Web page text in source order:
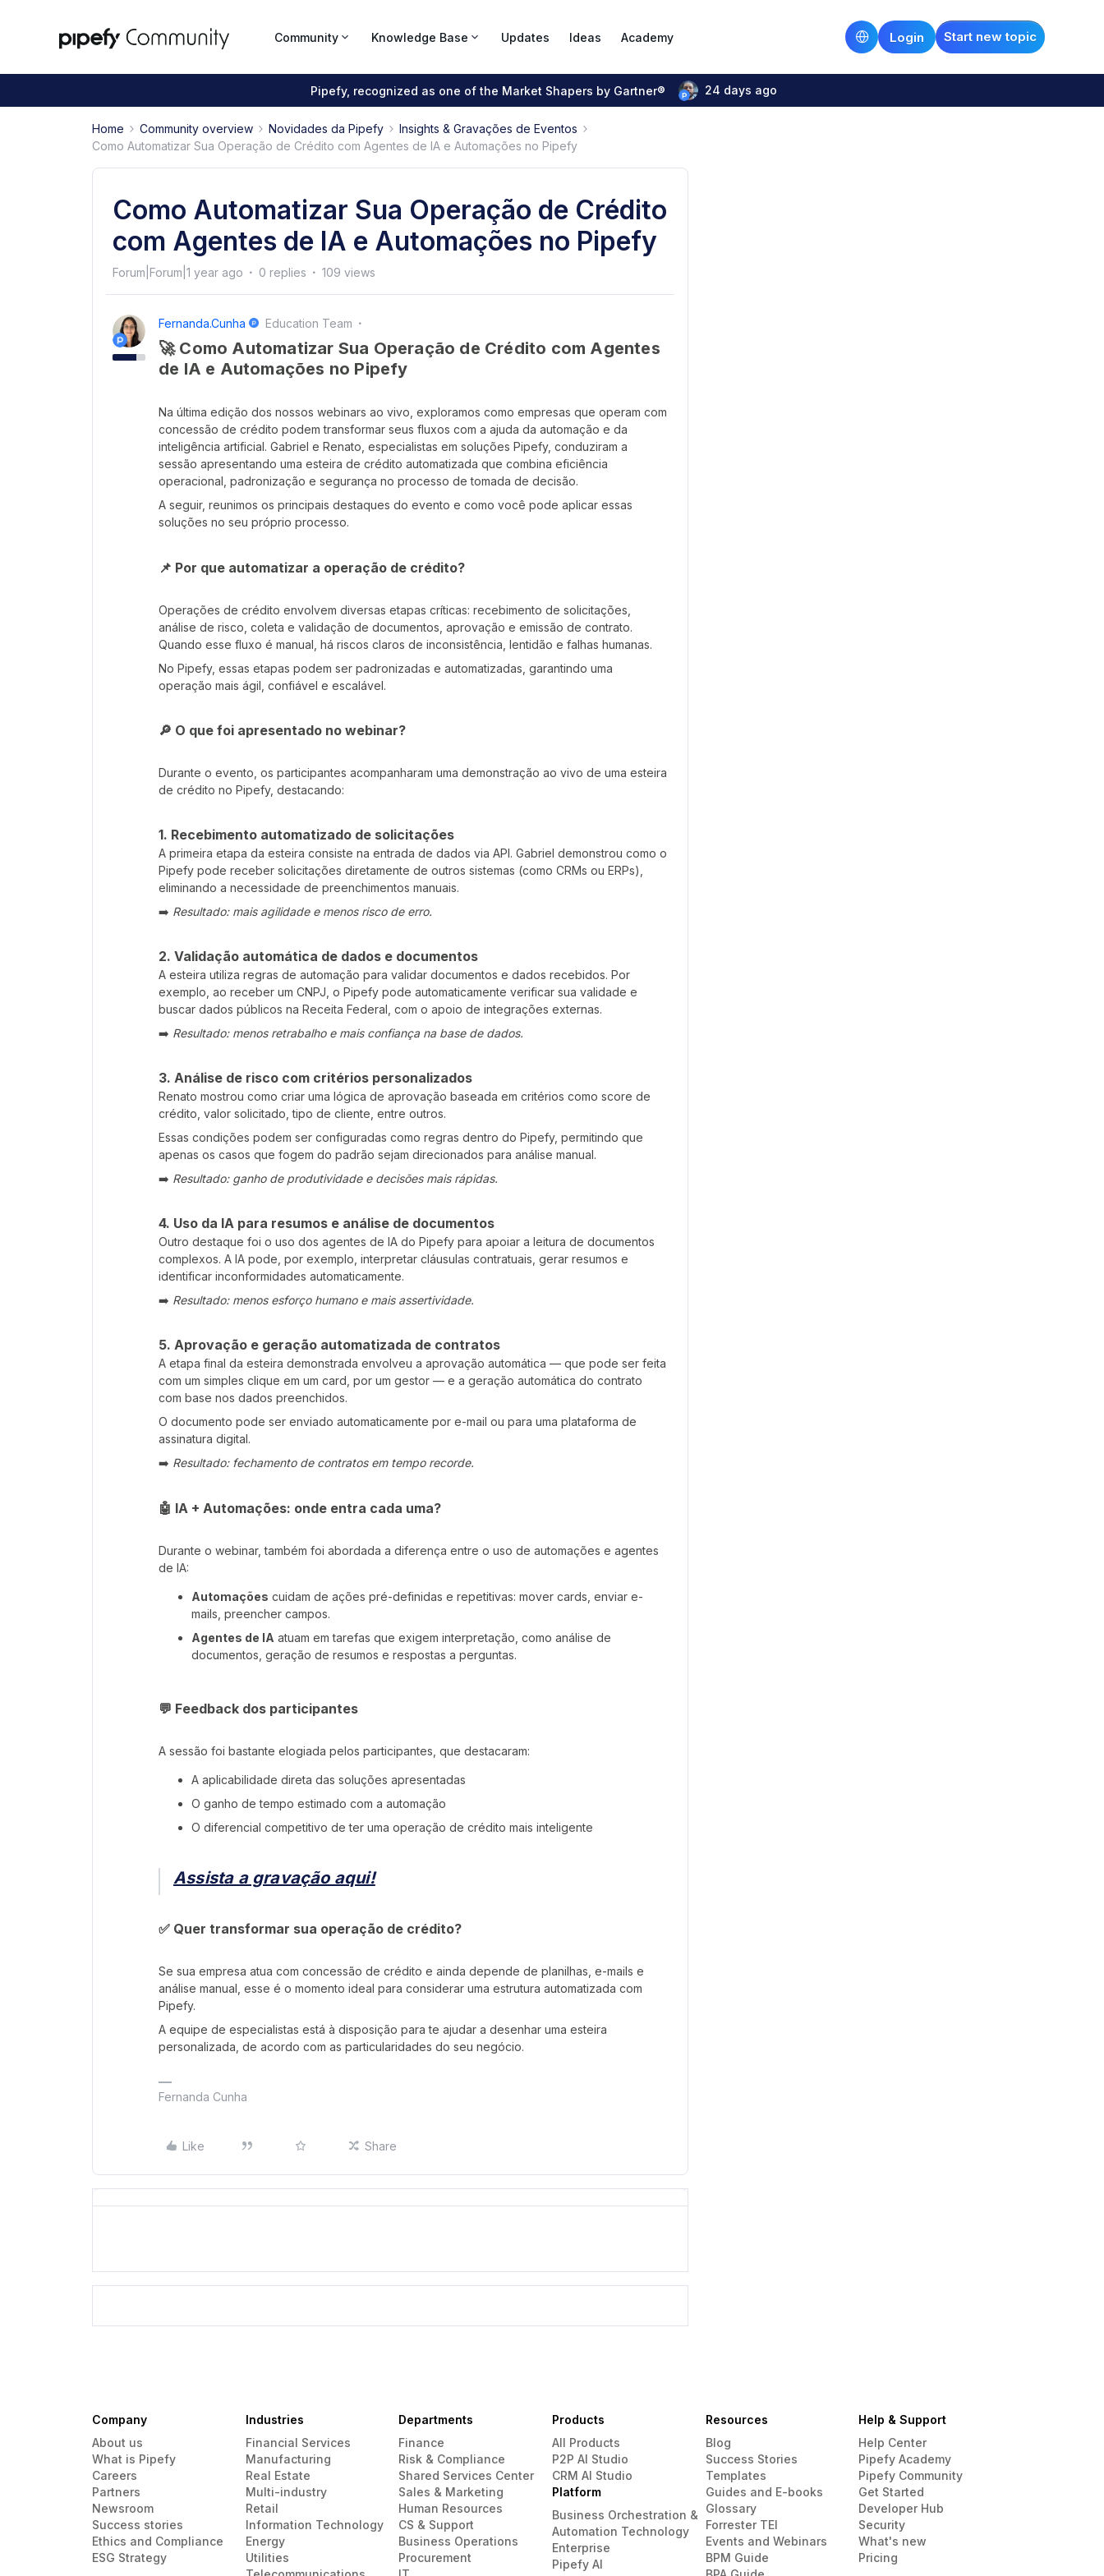
Community Knowledge Base Updates Ideas Academy Start new topic
Login
Pipefy, recognized as one of the Market Shapers by Gartner® 24 days ago
Home Community overview Novidades da Pipefy
Insights & Gravações de Eventos
Como Automatizar Sua Operação de Crédito com Agentes de IA e Automações no Pipefy
Como Automatizar Sua Operação de Crédito
com Agentes de IA e Automações no Pipefy
Forum|Forum|1 year ago 0 replies 109 views
Fernanda.cunha Education Team
🚀 Como Automatizar Sua Operação de Crédito com Agentes
de IA e Automações no Pipefy
Na última edição dos nossos webinars ao vivo, exploramos como empresas que operam com
concessão de crédito podem transformar seus fluxos com a ajuda da automação e da
inteligência artificial. Gabriel e Renato, especialistas em soluções Pipefy, conduziram a
sessão apresentando uma esteira de crédito automatizada que combina eficiência
operacional, padronização e segurança no processo de tomada de decisão.
A seguir, reunimos os principais destaques do evento e como você pode aplicar essas
soluções no seu próprio processo.
📌 Por que automatizar a operação de crédito?
Operações de crédito envolvem diversas etapas críticas: recebimento de solicitações,
análise de risco, coleta e validação de documentos, aprovação e emissão de contrato.
Quando esse fluxo é manual, há riscos claros de inconsistência, lentidão e falhas humanas.
No Pipefy, essas etapas podem ser padronizadas e automatizadas, garantindo uma
operação mais ágil, confiável e escalável.
🔎 O que foi apresentado no webinar?
Durante o evento, os participantes acompanharam uma demonstração ao vivo de uma esteira
de crédito no Pipefy, destacando:
1. Recebimento automatizado de solicitações
A primeira etapa da esteira consiste na entrada de dados via API. Gabriel demonstrou como o
Pipefy pode receber solicitações diretamente de outros sistemas (como CRMs ou ERPs),
eliminando a necessidade de preenchimentos manuais.
➡️ Resultado: mais agilidade e menos risco de erro.
2. Validação automática de dados e documentos
A esteira utiliza regras de automação para validar documentos e dados recebidos. Por
exemplo, ao receber um CNPJ, o Pipefy pode automaticamente verificar sua validade e
buscar dados públicos na Receita Federal, com o apoio de integrações externas.
➡️ Resultado: menos retrabalho e mais confiança na base de dados.
3. Análise de risco com critérios personalizados
Renato mostrou como criar uma lógica de aprovação baseada em critérios como score de
crédito, valor solicitado, tipo de cliente, entre outros.
Essas condições podem ser configuradas como regras dentro do Pipefy, permitindo que
apenas os casos que fogem do padrão sejam direcionados para análise manual.
➡️ Resultado: ganho de produtividade e decisões mais rápidas.
4. Uso da IA para resumos e análise de documentos
Outro destaque foi o uso dos agentes de IA do Pipefy para apoiar a leitura de documentos
complexos. A IA pode, por exemplo, interpretar cláusulas contratuais, gerar resumos e
identificar inconformidades automaticamente.
➡️ Resultado: menos esforço humano e mais assertividade.
5. Aprovação e geração automatizada de contratos
A etapa final da esteira demonstrada envolveu a aprovação automática — que pode ser feita
com um simples clique em um card, por um gestor — e a geração automática do contrato
com base nos dados preenchidos.
O documento pode ser enviado automaticamente por e-mail ou para uma plataforma de
assinatura digital.
➡️ Resultado: fechamento de contratos em tempo recorde.
🤖 IA + Automações: onde entra cada uma?
Durante o webinar, também foi abordada a diferença entre o uso de automações e agentes
de IA:
Automações cuidam de ações pré-definidas e repetitivas: mover cards, enviar e-
mails, preencher campos.
Agentes de IA atuam em tarefas que exigem interpretação, como análise de
documentos, geração de resumos e respostas a perguntas.
💬 Feedback dos participantes
A sessão foi bastante elogiada pelos participantes, que destacaram:
A aplicabilidade direta das soluções apresentadas
O ganho de tempo estimado com a automação
O diferencial competitivo de ter uma operação de crédito mais inteligente
Assista a gravação aqui!
✅ Quer transformar sua operação de crédito?
Se sua empresa atua com concessão de crédito e ainda depende de planilhas, e-mails e
análise manual, esse é o momento ideal para considerar uma estrutura automatizada com
Pipefy.
A equipe de especialistas está à disposição para te ajudar a desenhar uma esteira
personalizada, de acordo com as particularidades do seu negócio.
Fernanda Cunha
Like Share
Company
About us
What is Pipefy
Careers
Partners
Newsroom
Success stories
Ethics and Compliance
ESG Strategy
Industries
Financial Services
Manufacturing
Real Estate
Multi-industry
Retail
Information Technology
Energy
Utilities
Departments
Finance
Risk & Compliance
Shared Services Center
Sales & Marketing
Human Resources
CS & Support
Business Operations
Procurement
Products
All Products
P2P AI Studio
CRM AI Studio
Platform
Business Orchestration &
Automation Technology
Enterprise
Pipefy AI
Resources
Blog
Success Stories
Templates
Guides and E-books
Glossary
Forrester TEI
Events and Webinars
BPM Guide
Help & Support
Help Center
Pipefy Academy
Pipefy Community
Get Started
Developer Hub
Security
What's new
Pricing